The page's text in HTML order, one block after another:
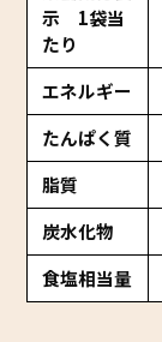
示 1袋当
たり
エネルギー
たんぱく質
脂質
炭水化物
食塩相当量